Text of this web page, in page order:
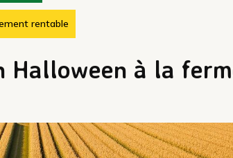
rentable
à la